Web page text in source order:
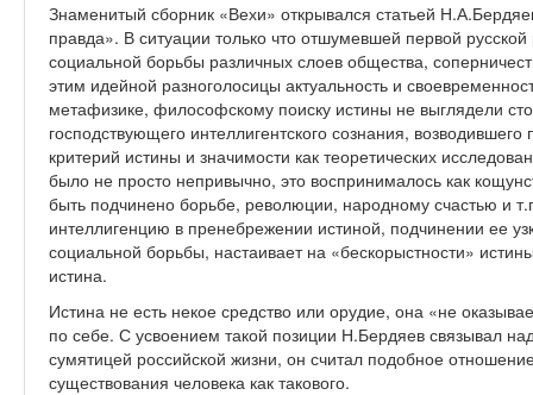
Знаменитый сборник «Вехи» открывался статьей
правда». В ситуации только что отшумевшей первой
социальной борьбы различных слоев общества,
этим идейной разноголосицы актуальность и
метафизике, философскому поиску истины не выглядели
господствующего интеллигентского сознания,
критерий истины и значимости как теоретических
было не просто непривычно, это воспринималось как
быть подчинено борьбе, революции, народному счастью и
интеллигенцию в пренебрежении истиной, подчинении ее
социальной борьбы, настаивает на «бескорыстности»
истина.
Истина не есть некое средство или орудие, она «не
по себе. С усвоением такой позиции Н.Бердяев связывал
сумятицей российской жизни, он считал подобное
существования человека как такового.